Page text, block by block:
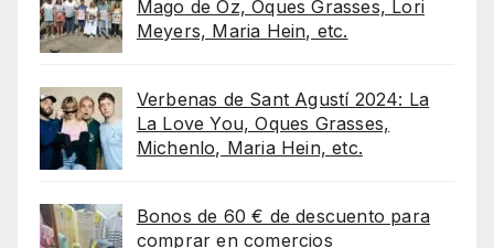
Mago de Oz, Oques Grasses, Lori
Meyers, Maria Hein, etc.
Verbenas de Sant Agustí 2024: La
La Love You, Oques Grasses,
Michenlo, Maria Hein, etc.
Bonos de 60 € de descuento para
comprar en comercios